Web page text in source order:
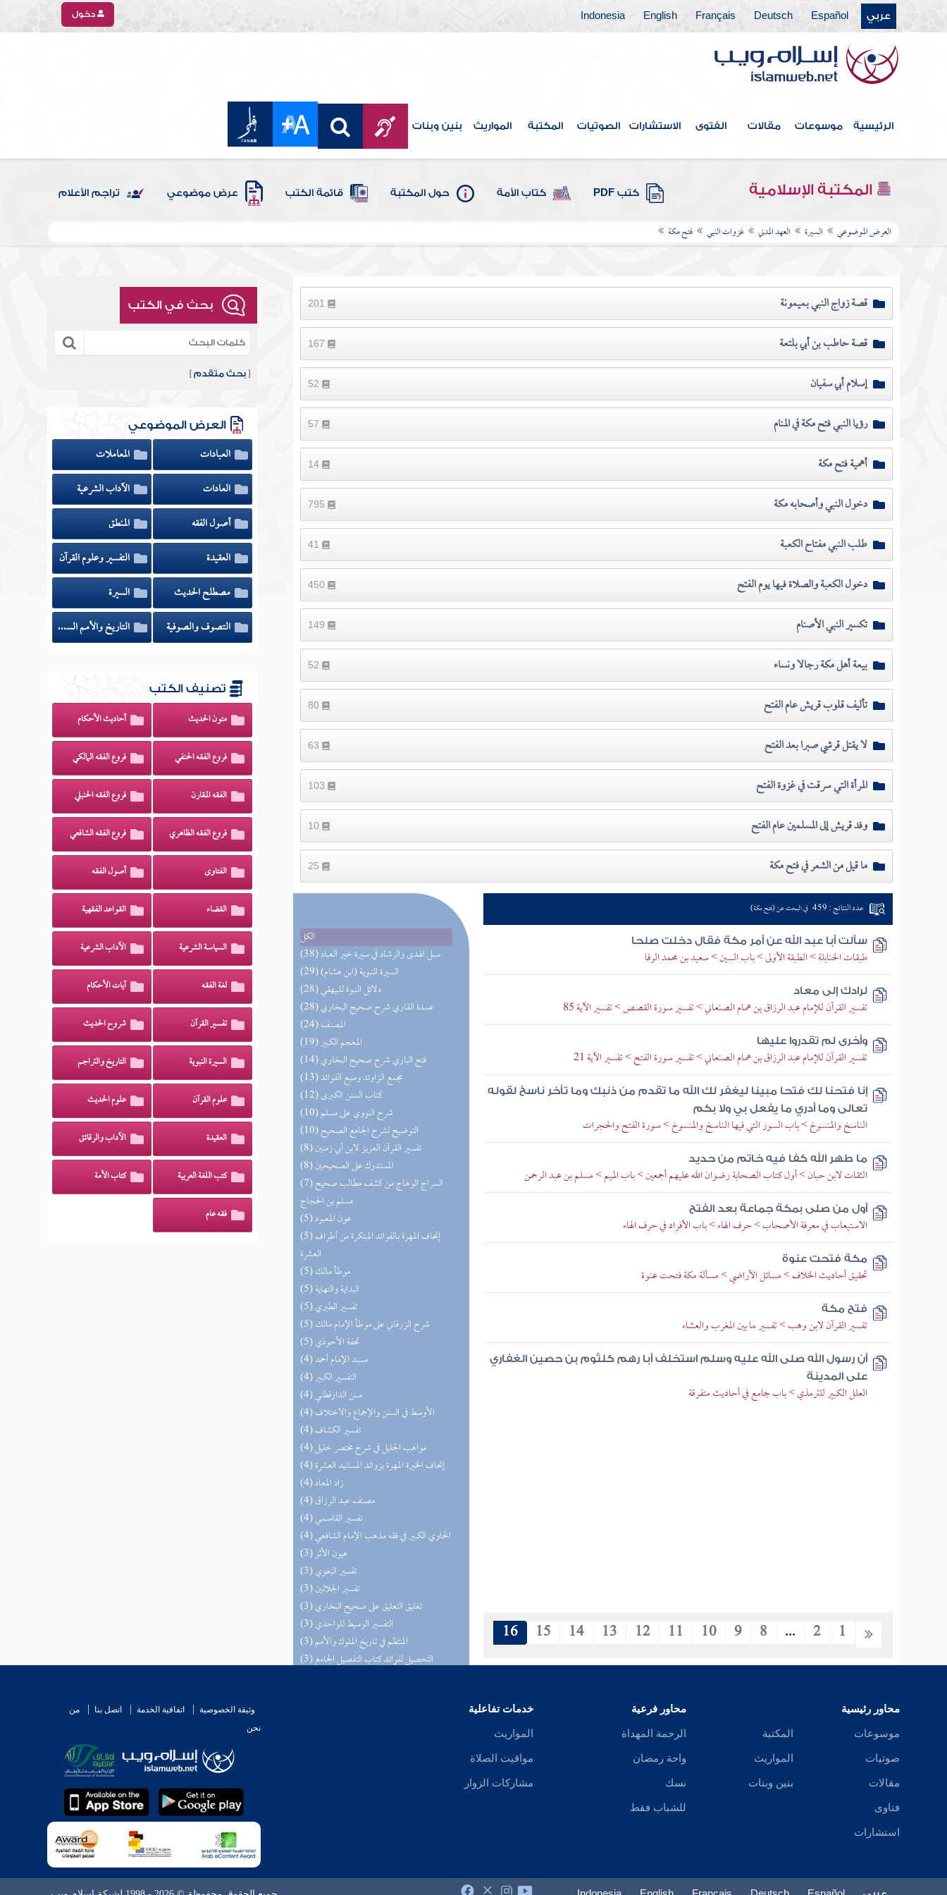
عربي Español
Deutsch
Français
English
Indonesia دخول
الرئيسية موسوعات مقالات الفتوى الاستشارات الصوتيات المكتبة المواريث بنين وبنات
المكتبة الإسلامية كتب PDF كتاب الأمة حول المكتبة قائمة الكتب عرض موضوعي تراجم الأعلام
العرض الموضوعي السيرة العهد المدني غزوات النبي فتح مكة
قصة زواج النبي بميمونة
قصة حاطب بن أبي بلتعة
إسلام أبي سفيان
رؤيا النبي فتح مكة في المنام
أهمية فتح مكة 14
دخول النبي وأصحابه مكة
طلب النبي مفتاح الكعبة
دخول الكعبة والصلاة فيها يوم الفتح
تكسير النبي الأصنام
بيعة أهل مكة رجالا ونساء
تأليف قلوب قريش عام الفتح
لا يقتل قرشي صبرا بعد الفتح
المرأة التي سرقت في غزوة الفتح
وفد قريش إلى المسلمين عام الفتح
ما قيل من الشعر في فتح مكة
الكل
(38) سبل الهدى والرشاد في سيرة خير العباد
(29) السيرة النبوية (ابن هشام)
(28) دلائل النبوة للبيهقي
(28) عمدة القاري شرح صحيح البخاري
(24) المصنف
(19) المعجم الكبير
(14) فتح الباري شرح صحيح البخاري
(13) مجمع الزاوئد ومنبع الفوائد
(12) كتاب السنن الكبرى
(10) شرح النووي على مسلم
(10) التوضيح لشرح الجامع الصحيح
(8) تفسير القرآن العزيز لابن أبي زمنين
(8) المستدرك على الصحيحين
(7) السراج الوهاج من كشف مطالب صحيح
مسلم بن الحجاج
(5) عون المعبود
(5) إتحاف المهرة بالفوائد المبتكرة من أطراف
العشرة
(5) موطأ مالك
(5) البداية والنهاية
(5) تفسير الطبري
(5) شرح الزرقاني على موطأ الإمام مالك
(5) تحفة الأحوذي
(4) مسند الإمام أحمد
(4) التفسير الكبير
(4) سنن الدارقطني
(4) الأوسط في السنن والإجماع والاختلاف
(4) تفسير الكشاف
(4) مواهب الجليل في شرح مختصر خليل
(4) إتحاف الخيرة المهرة بزوائد المسانيد العشرة
(4) زاد المعاد
(4) مصنف عبد الرزاق
(4) تفسير القاسمي
(4) الحاوي الكبير في فقه مذهب الإمام الشافعي
(3) عيون الأثر
(3) تفسير البغوي
(3) تفسير الجلالين
(3) تغليق التعليق على صحيح البخاري
(3) التفسير الوسيط للواحدي
(3) المنتظم في تاريخ الملوك والأمم
(3) التحصيل لفوائد كتاب التفصيل الجامع
عدد النتائج : 459 في البحث عن (فتح مكة)
سألت أبا عبد الله عن أمر مكة فقال دخلت صلحا
طبقات الحنابلة > الطبقة الأولى > باب السين > سعيد بن محمد الرفا
لرادك إلى معاد
تفسير القرآن للإمام عبد الرزاق بن همام الصنعاني > تفسير سورة القصص > تفسير الآية 85
وأخرى لم تقدروا عليها
تفسير القرآن للإمام عبد الرزاق بن همام الصنعاني > تفسير سورة الفتح > تفسير الآية 21
إنا فتحنا لك فتحا مبينا ليغفر لك الله ما تقدم من ذنبك وما تأخر ناسخ لقوله
تعالى وما أدري ما يفعل بي ولا بكم
الناسخ والمنسوخ > باب السور التي فيها الناسخ والمنسوخ > سورة الفتح والحجرات
ما طهر الله كفا فيه خاتم من حديد
الثقات لابن حبان > أول كتاب الصحابة رضوان الله عليهم أجمعين > باب الميم > مسلم بن عبد الرحمن
أول من صلى بمكة جماعة بعد الفتح
الاستيعاب في معرفة الأصحاب > حرف الهاء > باب الأفراد في حرف الهاء
مكة فتحت عنوة
تحقيق أحاديث الخلاف > مسائل الأراضي > مسألة مكة فتحت عنوة
فتح مكة
تفسير القرآن لابن وهب > تفسير ما بين المغرب والعشاء
أن رسول الله صلى الله عليه وسلم استخلف أبا رهم كلثوم بن حصين الغفاري
على المدينة
العلل الكبير للترمذي > باب جامع في أحاديث متفرقة
1
2
...
8
9
10
11
12
13
14
15
16
بحث في الكتب
[بحث متقدم ]
العرض الموضوعي
العبادات
المعاملات
العادات
الآداب الشرعية
أصول الفقه
المنطق
العقيدة
التفسير وعلوم القرآن
مصطلح الحديث
السيرة
التصوف والصوفية
التاريخ والأمم السابقة
تصنيف الكتب
متون الحديث أحاديث الأحكام
فروع الفقه الحنفي فروع الفقه المالكي
الفقه المقارن فروع الفقه الحنبلي
فروع الفقه الظاهري فروع الفقه الشافعي
الفتاوى أصول الفقه
القضاء القواعد الفقهية
السياسة الشرعية الآداب الشرعية
لغة الفقه آيات الأحكام
تفسير القرآن شروح الحديث
السيرة النبوية التاريخ والتراجم
علوم القرآن علوم الحديث
العقيدة الآداب والرقائق
كتب اللغة العربية كتاب الأمة
فقه عام
محاور رئيسية
موسوعات
صوتيات
مقالات
فتاوى
استشارات
المكتبة
المواريث
بنين وبنات
محاور فرعية
الرحمة المهداة
واحة رمضان
نسك
للشباب فقط
خدمات تفاعلية
المواريث
مواقيت الصلاة
مشاركات الزوار
وثيقة الخصوصية اتفاقية الخدمة اتصل بنا
من
نحن